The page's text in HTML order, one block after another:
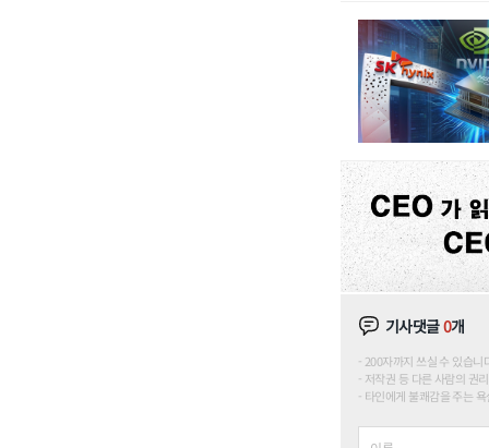
기사댓글0개
200자까지 쓰실 수 있습
저작권 등 다른 사람의 권
타인에게 불쾌감을 주는